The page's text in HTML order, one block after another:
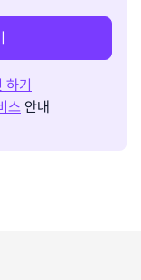
하기
스 안내